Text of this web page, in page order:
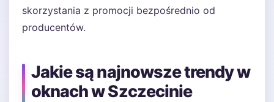
skorzystania z promocji bezpośrednio od
producentów.
Jakie są najnowsze trendy w
oknach w Szczecinie